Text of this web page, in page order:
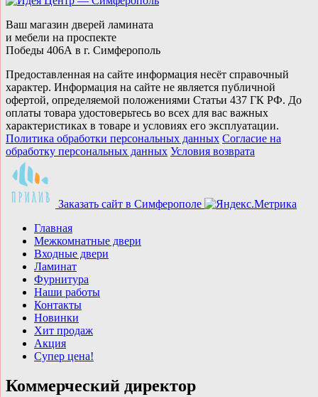
Ваш магазин дверей ламината
и мебели на проспекте
Победы 406А в г. Симферополь
Предоставленная на сайте информация несёт справочный
характер. Информация на сайте не является публичной
офертой, определяемой положениями Статьи 437 ГК РФ. До
оплаты товара удостоверьтесь во всех для вас важных
характеристиках в товаре и условиях его эксплуатации.
Политика обработки персональных данных Согласие на
обработку персональных данных Условия возврата
Заказать сайт в Симферополe
Главная
Межкомнатные двери
Входные двери
Ламинат
Фурнитура
Наши работы
Контакты
Новинки
Хит продаж
Акция
Супер цена!
Коммерческий директор